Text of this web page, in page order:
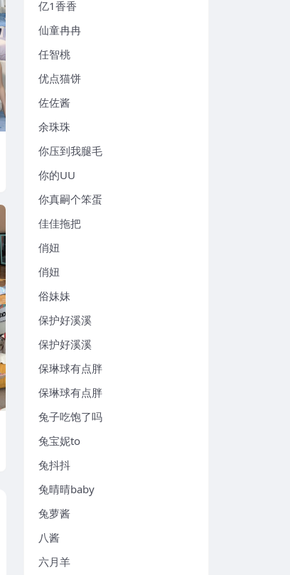
亿1香香
仙童冉冉
任智桃
优点猫饼
佐佐酱
余珠珠
你压到我腿毛
你的UU
你真嗣个笨蛋
佳佳拖把
俏妞
俏妞
俗妹妹
保护好溪溪
保护好溪溪
保琳球有点胖
保琳球有点胖
兔子吃饱了吗
兔宝妮to
兔抖抖
兔晴晴baby
兔萝酱
八酱
六月羊